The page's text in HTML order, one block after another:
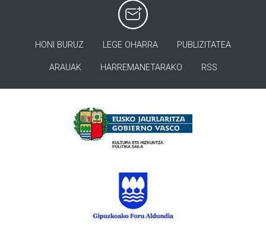
HONI BURUZ LEGE OHARRA PUBLIZITATEA
ARAUAK HARREMANETARAKO RSS